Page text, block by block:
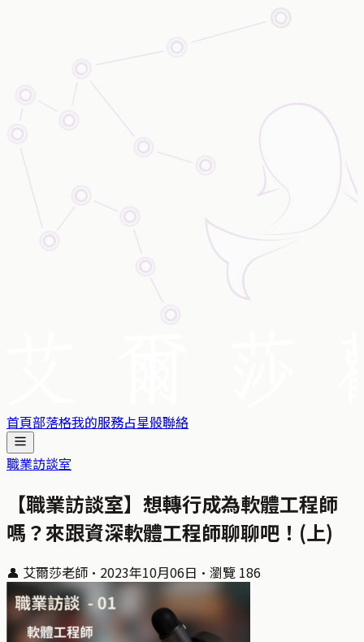
首頁部落格我的服務占星骰聯絡
職業訪談室
【職業訪談室】想轉行成為軟體工程師
嗎？來跟資深軟體工程師聊聊吧！(上)
👤 艾爾莎老師 · 2023年10月06日 · 瀏覽 186